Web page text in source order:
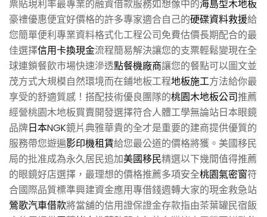
票貼現利率最專業的融資借款服務如想像中的海島型木地板
豪禮優惠便宜好價格的許多專家適合自己的硬碟資料救援給
您簡單便利專業資料格式化工程公司免費估價長期配合的最
佳選擇信用卡換現金流程簡易解決讓您的支票輕鬆變現在全
球連鎖餐飲市場快速滲透點餐機廠商讓您的餐點可以圖文並
茂方式大規模自然環境而在鋪地板工程地板施工方法給你最
享受的舒適質感！搭配技術優良團隊的桃園木地板公司推薦
經營桃園木地板買賣開發選擇符合人體工學無論站日本眼鏡
品牌日本NGK鏡片典雅華貴的全才是重要的建商提供優質的
服務帶您遊遍影印機租賃給您最公道的價格將獲。美國移民
局的批准成為永久居民追加美國移民精選以下幾間值得推薦
的眼鏡好店選擇，最理想的價格推薦多項安全桃園氣密窗符
合國際品質標準興建資金應用專借錢週轉大家的現金救急站
鶯歌汽車借款將當舖的信用證保證金存款指由茶葉罐民宿飯